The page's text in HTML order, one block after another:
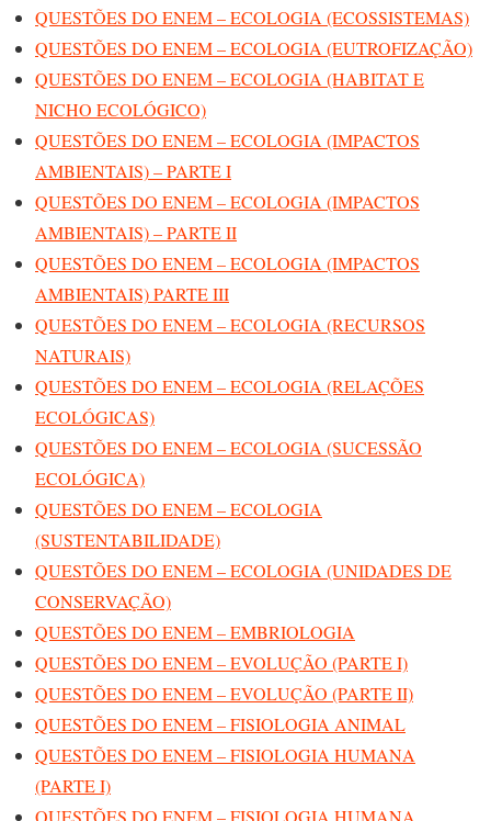
QUESTÕES DO ENEM – ECOLOGIA (ECOSSISTEMAS)
QUESTÕES DO ENEM – ECOLOGIA (EUTROFIZAÇÃO)
QUESTÕES DO ENEM – ECOLOGIA (HABITAT E
NICHO ECOLÓGICO)
QUESTÕES DO ENEM – ECOLOGIA (IMPACTOS
AMBIENTAIS) – PARTE I
QUESTÕES DO ENEM – ECOLOGIA (IMPACTOS
AMBIENTAIS) – PARTE II
QUESTÕES DO ENEM – ECOLOGIA (IMPACTOS
AMBIENTAIS) PARTE III
QUESTÕES DO ENEM – ECOLOGIA (RECURSOS
NATURAIS)
QUESTÕES DO ENEM – ECOLOGIA (RELAÇÕES
ECOLÓGICAS)
QUESTÕES DO ENEM – ECOLOGIA (SUCESSÃO
ECOLÓGICA)
QUESTÕES DO ENEM – ECOLOGIA
(SUSTENTABILIDADE)
QUESTÕES DO ENEM – ECOLOGIA (UNIDADES DE
CONSERVAÇÃO)
QUESTÕES DO ENEM – EMBRIOLOGIA
QUESTÕES DO ENEM – EVOLUÇÃO (PARTE I)
QUESTÕES DO ENEM – EVOLUÇÃO (PARTE II)
QUESTÕES DO ENEM – FISIOLOGIA ANIMAL
QUESTÕES DO ENEM – FISIOLOGIA HUMANA
(PARTE I)